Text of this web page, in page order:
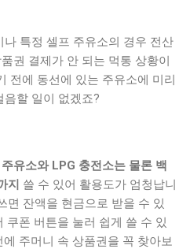
특정 셀프 주유소의 경우 전산
권 결제가 안 되는 먹통 상황이
전에 동선에 있는 주유소에 미리
할 일이 없겠죠?
유소와 LPG 충전소는 물론 백
지 쓸 수 있어 활용도가 엄청납니
면 잔액을 현금으로 받을 수 있
쿠폰 버튼을 눌러 쉽게 쓸 수 있
주머니 속 상품권을 꼭 찾아보